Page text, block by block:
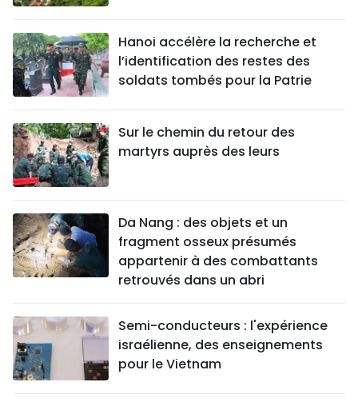
Hanoi accélère la recherche et
l’identification des restes des
soldats tombés pour la Patrie
Sur le chemin du retour des
martyrs auprès des leurs
Da Nang : des objets et un
fragment osseux présumés
appartenir à des combattants
retrouvés dans un abri
Semi-conducteurs : l'expérience
israélienne, des enseignements
pour le Vietnam